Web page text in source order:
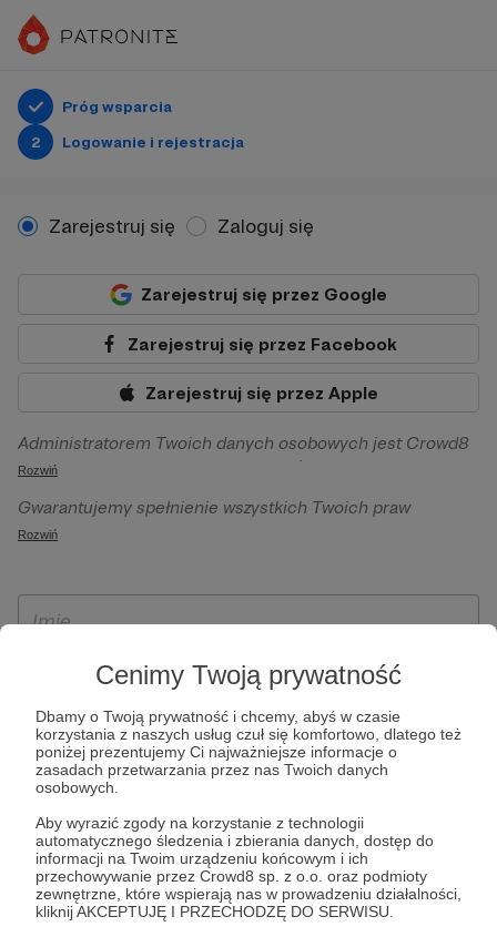
Cenimy Twoją prywatność
Dbamy o Twoją prywatność i chcemy, abyś w czasie
korzystania z naszych usług czuł się komfortowo, dlatego też
poniżej prezentujemy Ci najważniejsze informacje o
zasadach przetwarzania przez nas Twoich danych
osobowych.
Aby wyrazić zgody na korzystanie z technologii
automatycznego śledzenia i zbierania danych, dostęp do
informacji na Twoim urządzeniu końcowym i ich
przechowywanie przez Crowd8 sp. z o.o. oraz podmioty
zewnętrzne, które wspierają nas w prowadzeniu działalności,
kliknij AKCEPTUJĘ I PRZECHODZĘ DO SERWISU.
Próg wsparcia
2
Logowanie i rejestracja
Zarejestruj się Zaloguj się
Zarejestruj się przez Google
Zarejestruj się przez Facebook
Zarejestruj się przez Apple
Administratorem Twoich danych osobowych jest Crowd8
sp. z o.o. z siedziba w Warszawie, ul. Żwirki i Wigury 16, 02-
092 Warszawa. Twoje dane osobowe będą przetwarzane w
szczególności w celu wykonania umowy zawartej z Tobą, w
Patronite.pl, w tym możliwości dokonywania oraz
otrzymywania wsparcia na naszej platformie oraz
Rozwiń
Gwarantujemy spełnienie wszystkich Twoich praw
wynikających z ogólnego rozporządzenia o ochronie
ich przenoszenia, niepodlegania zautomatyzowanemu
wyrażenia sprzeciwu wobec przetwarzania Twoich danych
osobowych. Rejestracja dla osób niepełnoletnich możliwa
jest po przekazaniu podpisanego formularza "Zgodna na
założenie konta przez osobę niepełnoletnią", formularz
dostępny jest na stronie regulaminu Patronite.pl.
Rozwiń